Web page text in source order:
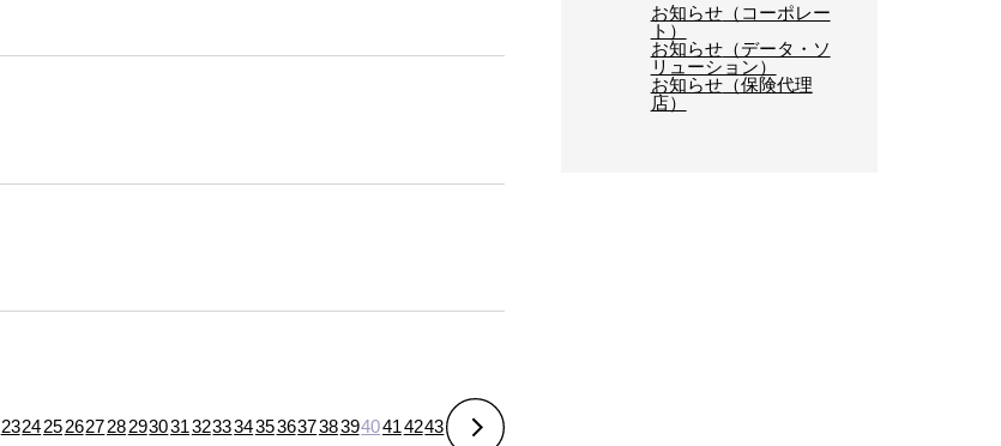
232425262728293031323334353637383940414243
お知らせ（コーポレー
ト）
お知らせ（データ・ソ
リューション）
お知らせ（保険代理
店）